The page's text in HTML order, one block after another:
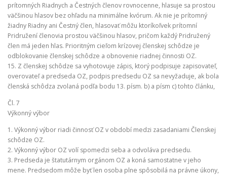
prítomných Riadnych a Čestných členov rovnocenne, hlasuje sa prostou
väčšinou hlasov bez ohľadu na minimálne kvórum. Ak nie je prítomný
žiadny Riadny ani Čestný člen, hlasovať môžu ktoríkoľvek prítomní
Pridružení členovia prostou väčšinou hlasov, pričom každý Pridružený
člen má jeden hlas. Prioritným cieľom krízovej členskej schôdze je
odblokovanie členskej schôdze a obnovenie riadnej činnosti OZ.
15. Z členskej schôdze sa vyhotovuje zápis, ktorý podpisuje zapisovateľ,
overovateľ a predseda OZ, podpis predsedu OZ sa nevyžaduje, ak bola
členská schôdza zvolaná podľa bodu 13. písm. b) a písm c) tohto článku,
Čl. 7
Výkonný výbor
1. Výkonný výbor riadi činnosť OZ v období medzi zasadaniami Členskej
schôdze OZ.
2. Výkonný výbor OZ volí spomedzi seba a odvoláva predsedu.
3. Predseda je štatutárnym orgánom OZ a koná samostatne v jeho
mene. Predsedom môže byť len osoba plne spôsobilá na právne úkony,